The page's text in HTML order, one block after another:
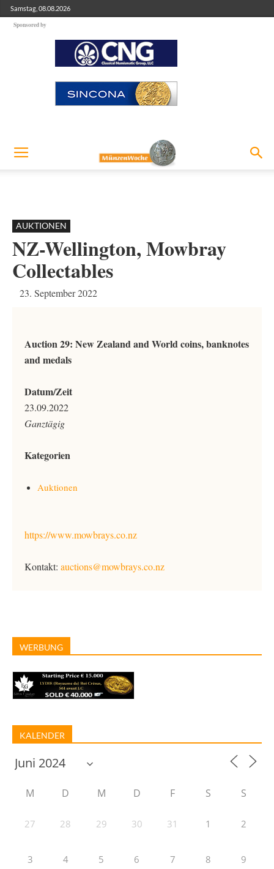
Samstag, 08.08.2026
Sponsored by
AUKTIONEN
NZ-Wellington, Mowbray
Collectables
23. September 2022
Auction 29: New Zealand and World coins, banknotes
and medals
Datum/Zeit
23.09.2022
Ganztägig
Kategorien
Auktionen
https://www.mowbrays.co.nz
Kontakt: auctions@mowbrays.co.nz
WERBUNG
KALENDER
M D M D F S S
27 28 29 30 31 1 2
3 4 5 6 7 8 9